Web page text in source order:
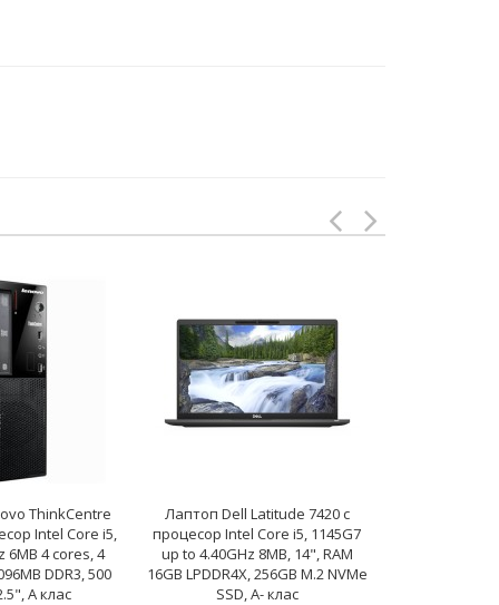
ThinkCentre
Intel Core i5,
6MB 4 cores, 4
DDR3, 500
A клас
Лаптоп Dell Latitude 7420 с
процесор Intel Core i5, 1145G7
up to 4.40GHz 8MB, 14", RAM
16GB LPDDR4X, 256GB M.2 NVMe
SSD, A- клас